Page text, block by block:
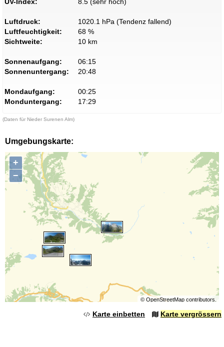
Luftdruck:
1020.1 hPa (Tendenz fallend)
Luftfeuchtigkeit:
68 %
Sichtweite:
10 km
Sonnenaufgang:
06:15
Sonnenuntergang:
20:48
Mondaufgang:
00:25
Monduntergang:
17:29
(Daten für Nieder Surenen Alm)
Umgebungskarte:
+
−
© OpenStreetMapcontributors.
Karte einbetten Karte vergrössern